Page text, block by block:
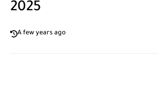
2025
A few years ago